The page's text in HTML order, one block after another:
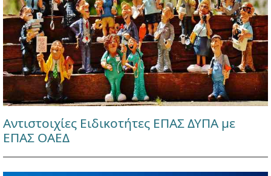
Αντιστοιχίες Ειδικοτήτες ΕΠΑΣ ΔΥΠΑ με
ΕΠΑΣ ΟΑΕΔ